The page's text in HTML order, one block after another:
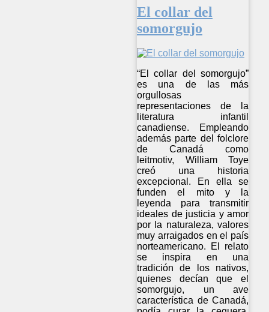
El collar del
somorgujo
“El collar del somorgujo”
es una de las más
orgullosas
representaciones de la
literatura infantil
canadiense. Empleando
además parte del folclore
de Canadá como
leitmotiv, William Toye
creó una historia
excepcional. En ella se
funden el mito y la
leyenda para transmitir
ideales de justicia y amor
por la naturaleza, valores
muy arraigados en el país
norteamericano. El relato
se inspira en una
tradición de los nativos,
quienes decían que el
somorgujo, un ave
característica de Canadá,